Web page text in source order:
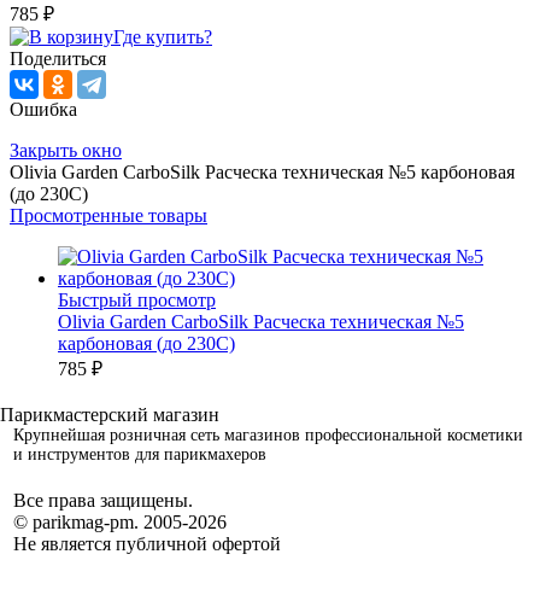
785 ₽
Где купить?
Поделиться
Ошибка
Закрыть окно
Olivia Garden CarboSilk Расческа техническая №5 карбоновая
(до 230C)
Просмотренные товары
Быстрый просмотр
Olivia Garden CarboSilk Расческа техническая №5
карбоновая (до 230C)
785 ₽
Крупнейшая розничная сеть магазинов профессиональной косметики
и инструментов для парикмахеров
Все права защищены.
© parikmag-pm. 2005-2026
Не является публичной офертой